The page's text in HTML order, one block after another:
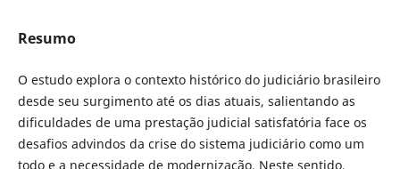
Resumo
O estudo explora o contexto histórico do judiciário brasileiro
desde seu surgimento até os dias atuais, salientando as
dificuldades de uma prestação judicial satisfatória face os
desafios advindos da crise do sistema judiciário como um
todo e a necessidade de modernização. Neste sentido,